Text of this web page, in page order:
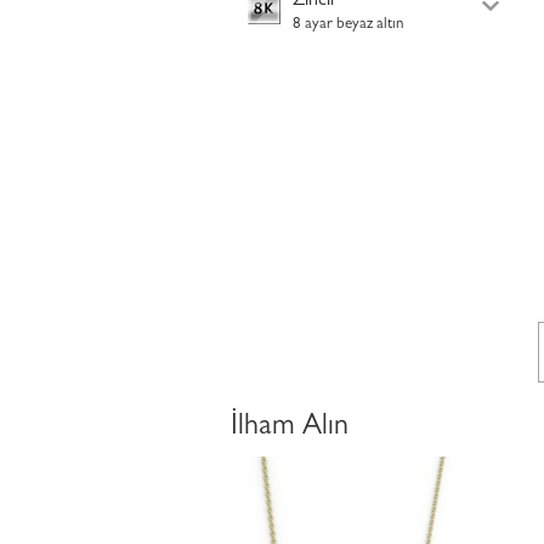
8 ayar beyaz altın
İlham Alın